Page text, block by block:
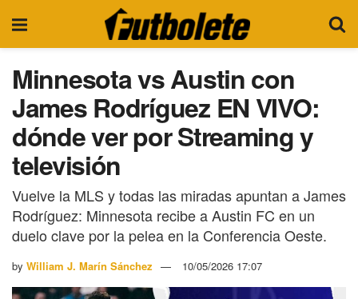
Minnesota vs Austin con
James Rodríguez EN VIVO:
dónde ver por Streaming y
televisión
Vuelve la MLS y todas las miradas apuntan a James
Rodríguez: Minnesota recibe a Austin FC en un
duelo clave por la pelea en la Conferencia Oeste.
by William J. Marín Sánchez 10/05/2026 17:07